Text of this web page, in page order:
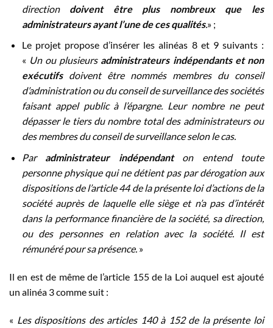
direction doivent être plus nombreux que les
administrateurs ayant l’une de ces qualités.» ;
Le projet propose d’insérer les alinéas 8 et 9 suivants :
« Un ou plusieurs administrateurs indépendants et non
exécutifsdoivent être nommés membres du conseil
d’administration ou du conseil de surveillance des sociétés
faisant appel public à l’épargne. Leur nombre ne peut
dépasser le tiers du nombre total des administrateurs ou
des membres du conseil de surveillance selon le cas.
Par administrateur indépendanton entend toute
personne physique qui ne détient pas par dérogation aux
dispositions de l’article 44 de la présente loi d’actions de la
société auprès de laquelle elle siège et n’a pas d’intérêt
dans la performance financière de la société, sa direction,
ou des personnes en relation avec la société. Il est
rémunéré pour sa présence.»
Il en est de même de l’article 155 de la Loi auquel est ajouté
un alinéa 3 comme suit :
« Les dispositions des articles 140 à 152 de la présente loi